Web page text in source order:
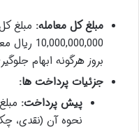
مبلغ کل معامله: مبلغ
بروز هرگونه ابهام
جزئیات پرداخت ها:
پیش پرداخت:
نحوه آن (نقدی،